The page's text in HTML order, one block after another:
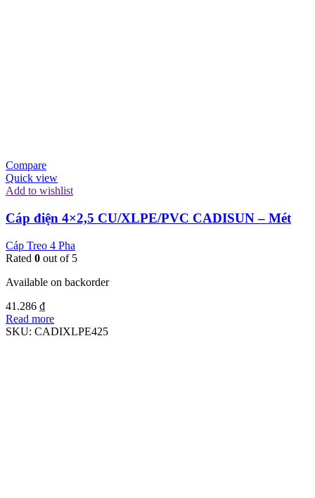
Compare
Quick view
Add to wishlist
Cáp điện 4×2,5 CU/XLPE/PVC CADISUN – Mét
Cáp Treo 4 Pha
Rated 0 out of 5
Available on backorder
41.286 ₫
Read more
SKU: CADIXLPE425